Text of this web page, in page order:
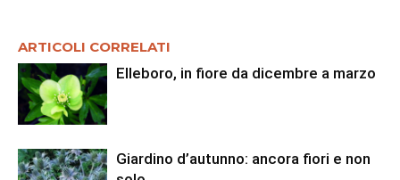
ARTICOLI CORRELATI
Elleboro, in fiore da dicembre a marzo
Giardino d’autunno: ancora fiori e non